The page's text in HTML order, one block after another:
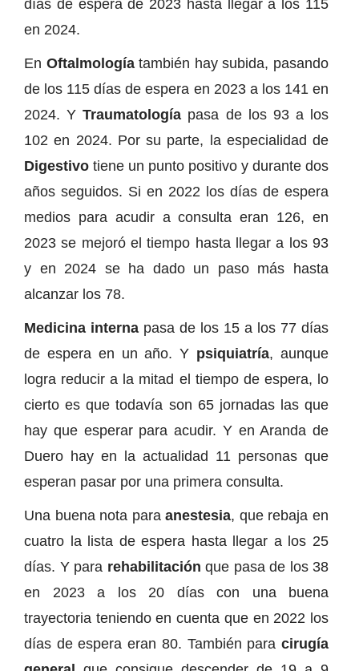
días de espera de 2023 hasta llegar a los 115
en 2024.
En Oftalmologíatambién hay subida, pasando
de los 115 días de espera en 2023 a los 141 en
2024. YTraumatología pasa de los 93 a los
102 en 2024. Por su parte, la especialidad de
Digestivo tiene un punto positivo y durante dos
años seguidos. Si en 2022 los días de espera
medios para acudir a consulta eran 126, en
2023 se mejoró el tiempo hasta llegar a los 93
y en 2024 se ha dado un paso más hasta
alcanzar los 78.
Medicina interna pasa de los 15 a los 77 días
de espera en un año. Y psiquiatría, aunque
logra reducir a la mitad el tiempo de espera, lo
cierto es que todavía son 65 jornadas las que
hay que esperar para acudir. Y en Aranda de
Duero hay en la actualidad 11 personas que
esperan pasar por una primera consulta.
Una buena nota paraanestesia, que rebaja en
cuatro la lista de espera hasta llegar a los 25
días. Y para rehabilitación que pasa de los 38
en 2023 a los 20 días con una buena
trayectoria teniendo en cuenta que en 2022 los
días de espera eran 80. También para cirugía